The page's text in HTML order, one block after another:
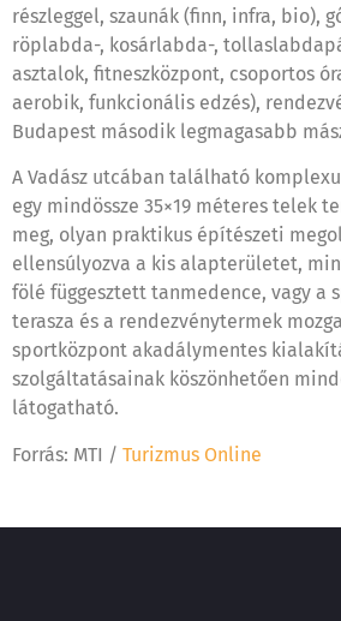
részleggel, szaunák (finn, infra, bio),
röplabda-, kosárlabda-,
asztalok, fitneszközpont, csoportos
aerobik, funkcionális edzés),
Budapest második legmagasabb
A Vadász utcában található
egy mindössze 35×19 méteres telek
meg, olyan praktikus építészeti
ellensúlyozva a kis alapterületet,
fölé függesztett tanmedence, vagy a
terasza és a rendezvénytermek
sportközpont akadálymentes
szolgáltatásainak köszönhetően
látogatható.
Forrás: MTI / Turizmus Online